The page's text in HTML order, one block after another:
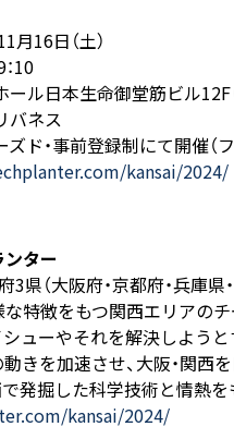
月16日（土）
10
ール日本生命御堂筋ビル
バネス
ズド・事前登録制にて開催
kansai/2024/
ター
県（大阪府・京都府・兵庫
特徴をもつ関西エリアのチ
ューやそれを解決しよう
きを加速させ、大阪・関
発掘した科学技術と情熱を
kansai/2024/